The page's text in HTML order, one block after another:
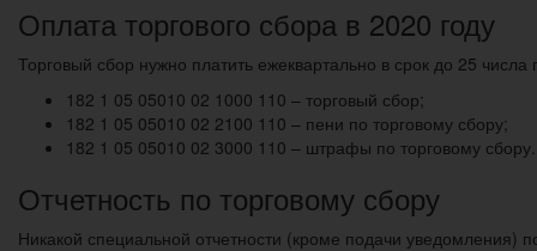
Оплата торгового сбора в 2020 году
Торговый сбор нужно платить ежеквартально в срок до 25
182 1 05 05010 02 1000 110 – торговый сбор;
182 1 05 05010 02 2100 110 – пени по торговому сбору;
182 1 05 05010 02 3000 110 – штрафы по торговому сбору.
Отчетность по торговому сбору
Никакой специальной отчетности (кроме подачи уведомления)